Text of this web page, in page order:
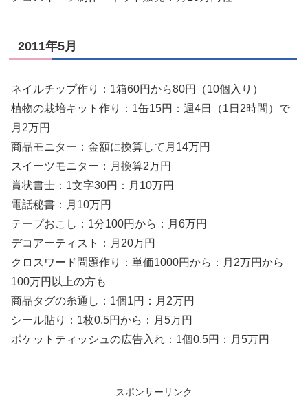
2011年5月
ネイルチップ作り：1箱60円から80円（10個入り）
植物の栽培キット作り：1缶15円：週4日（1日2時間）で
月2万円
商品モニター：金額に換算して月14万円
スイーツモニター：月換算2万円
賞状書士：1文字30円：月10万円
電話秘書：月10万円
テープおこし：1分100円から：月6万円
デコアーティスト：月20万円
クロスワード問題作り：単価1000円から：月2万円から
100万円以上の方も
商品タグの糸通し：1個1円：月2万円
シール貼り：1枚0.5円から：月5万円
ポケットティッシュの広告入れ：1個0.5円：月5万円
スポンサーリンク